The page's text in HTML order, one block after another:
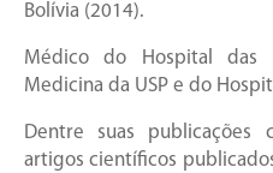
Bolívia (2014).
Médico do Hospital das
Medicina da USP e do
Dentre suas publicações
artigos científicos